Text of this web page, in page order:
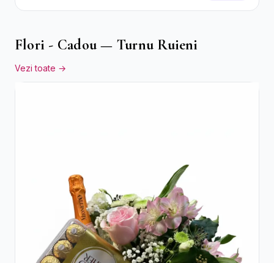
Gypsophila
Flori - Cadou — Turnu Ruieni
Vezi toate →